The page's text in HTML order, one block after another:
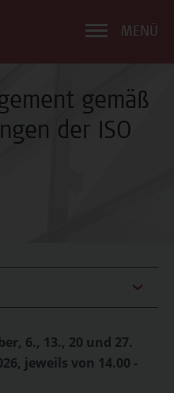
MENÜ
gemäß
der ISO
6., 13., 20 und 27.
jeweils von 14.00 -